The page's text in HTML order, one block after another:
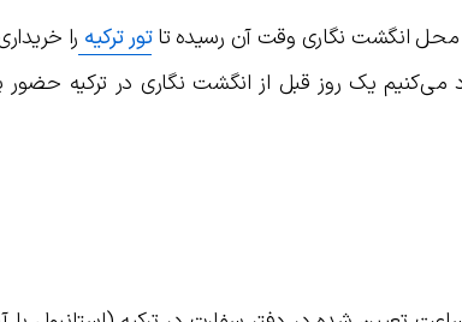
انگشت نگاری وقت آن رسیده تاتور ترکیه را
می‌کنیم یک روز قبل از انگشت نگاری در ترکیه حضور